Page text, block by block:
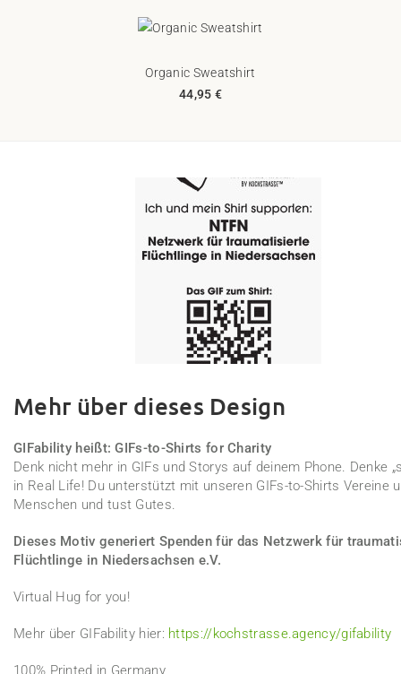
Organic Sweatshirt
44,95 €
Mehr über dieses Design
GIFability heißt: GIFs-to-Shirts for Charity
Denk nicht mehr in GIFs und Storys auf deinem Phone. Denke
in Real Life! Du unterstützt mit unseren GIFs-to-Shirts Vereine
Menschen und tust Gutes.
Dieses Motiv generiert Spenden für das Netzwerk für
Flüchtlinge in Niedersachsen e.V.
Virtual Hug for you!
Mehr über GIFability hier: https://kochstrasse.agency/gifability
100% Printed in Germany